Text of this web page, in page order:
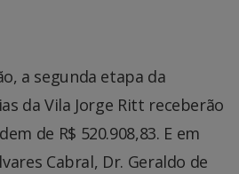
a segunda etapa da
da Vila Jorge Ritt receberão
de R$ 520.908,83. E em
Cabral, Dr. Geraldo de